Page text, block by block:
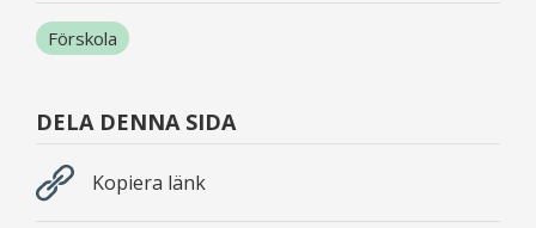
Förskola
DELA DENNA SIDA
Kopiera länk